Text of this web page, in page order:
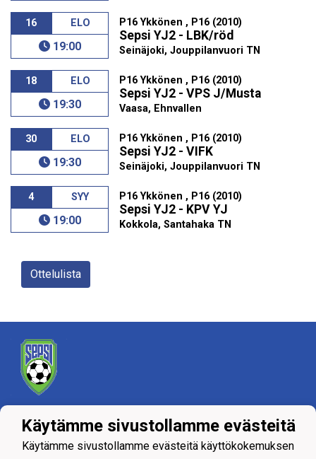
16 ELO
19:00
P16 Ykkönen , P16 (2010)
Sepsi YJ2 - LBK/röd
Seinäjoki, Jouppilanvuori TN
18 ELO
19:30
P16 Ykkönen , P16 (2010)
Sepsi YJ2 - VPS J/Musta
Vaasa, Ehnvallen
30 ELO
19:30
P16 Ykkönen , P16 (2010)
Sepsi YJ2 - VIFK
Seinäjoki, Jouppilanvuori TN
4 SYY
19:00
P16 Ykkönen , P16 (2010)
Sepsi YJ2 - KPV YJ
Kokkola, Santahaka TN
Ottelulista
Tietosuojaseloste
Käytämme sivustollamme evästeitä
Käytämme sivustollamme evästeitä käyttökokemuksen